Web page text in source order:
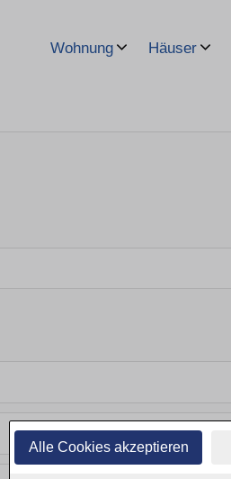
Alle Cookies akzeptieren
Wohnung Häuser